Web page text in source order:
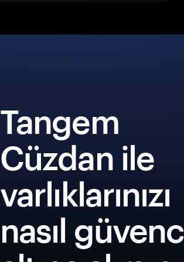
Tangem
Cüzdan ile
varlıklarınızı
nasıl